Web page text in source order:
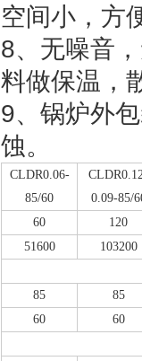
空间小，方
8、无噪音
料做保温，
9、锅炉外
蚀。
CLDR0.06-
85/60
0.09-85/
60
120
51600
103200
85
85
60
60